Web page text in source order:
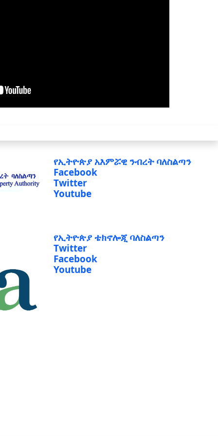
የኢትዮጵያ አእምሯዊ ንብረት ባለስልጣን
Facebook
Twitter
Youtube
የኢትዮጵያ ቴክኖሎጂ ባለስልጣን
Twitter
Facebook
Youtube